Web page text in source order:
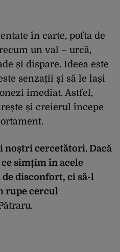
în carte, pofta de
un val – urcă,
și dispare. Ideea este
senzații și să le lași
imediat. Astfel,
și creierul începe
noștri cercetători. Dacă
simțim în acele
disconfort, ci să-l
rupe cercul